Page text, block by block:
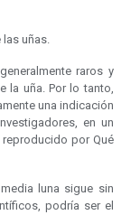
uñas.
raros y
la uña. Por lo tanto,
una indicación
en un
por Qué
luna sigue sin
podría ser el